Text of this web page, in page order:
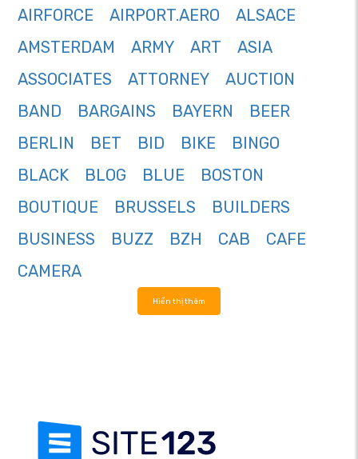
AIRFORCE
AIRPORT.AERO
ALSACE
AMSTERDAM
ARMY ART
ASIA
ASSOCIATES
ATTORNEY
AUCTION
BAND
BARGAINS BAYERN
BEER
BERLIN
BET BID BIKE
BINGO
BLACK
BLOG BLUE
BOSTON
BOUTIQUE
BRUSSELS
BUILDERS
BUSINESS
BUZZ BZH CAB
CAFE
CAMERA
Hiển thị thêm